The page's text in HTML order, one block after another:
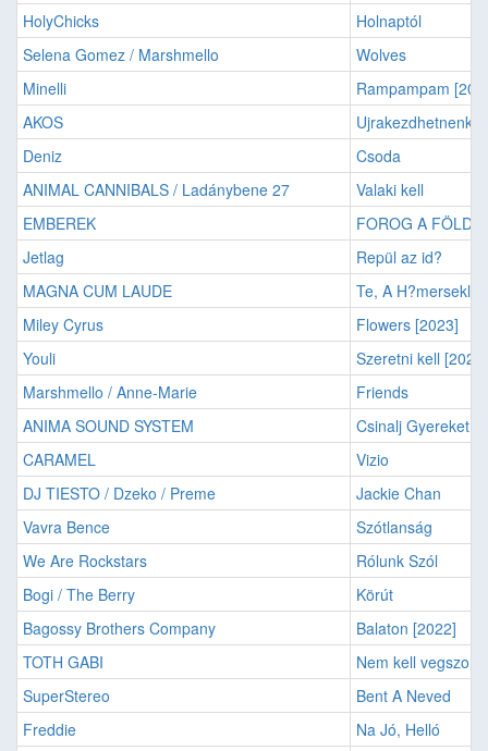
HolyChicks
Holnaptól
Selena Gomez / Marshmello
Wolves
Minelli
Rampampam
AKOS
Ujrakezdhetnenk
Deniz
Csoda
ANIMAL CANNIBALS / Ladánybene 27
Valaki kell
EMBEREK
FOROG A FÖLD
Jetlag
Repül az id?
MAGNA CUM LAUDE
Te, A H?merseklet
Miley Cyrus
Flowers [2023]
Youli
Szeretni kell [2020]
Marshmello / Anne-Marie
Friends
ANIMA SOUND SYSTEM
Csinalj Gyereket
CARAMEL
Vizio
DJ TIESTO / Dzeko / Preme
Jackie Chan
Vavra Bence
Szótlanság
We Are Rockstars
Rólunk Szól
Bogi / The Berry
Körút
Bagossy Brothers Company
Balaton [2022]
TOTH GABI
Nem kell vegszo
SuperStereo
Bent A Neved
Freddie
Na Jó, Helló